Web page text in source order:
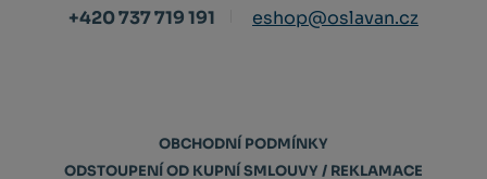
+420 737 719 191
eshop@oslavan.cz
OBCHODNÍ PODMÍNKY
ODSTOUPENÍ OD KUPNÍ SMLOUVY / REKLAMACE